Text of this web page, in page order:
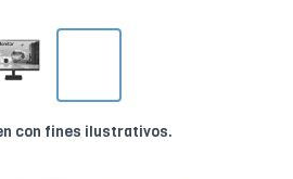
con fines ilustrativos.